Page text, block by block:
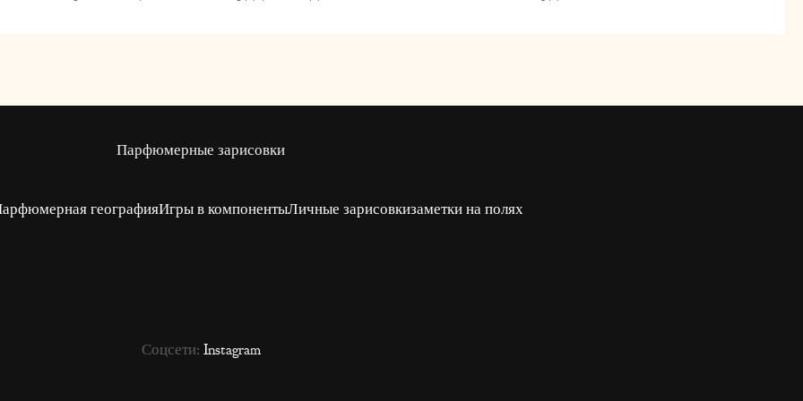
Парфюмерные зарисовки
географияИгры в компонентыЛичные зарисовкизаметки на полях
Соцсети: Instagram